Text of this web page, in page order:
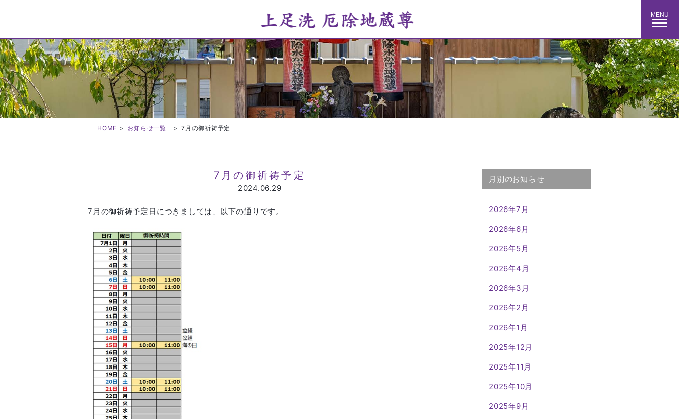
MENU
HOME ＞ お知らせ一覧 ＞ 7月の御祈祷予定
7月の御祈祷予定
2024.06.29
7月の御祈祷予定日につきましては、以下の通りです。
月別のお知らせ
2026年7月
2026年6月
2026年5月
2026年4月
2026年3月
2026年2月
2026年1月
2025年12月
2025年11月
2025年10月
2025年9月